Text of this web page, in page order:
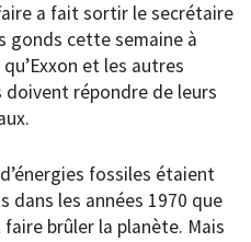
a fait sortir le secrétaire
gonds cette semaine à
et les autres
répondre de leurs
fossiles étaient
dans les années 1970 que
brûler la planète. Mais